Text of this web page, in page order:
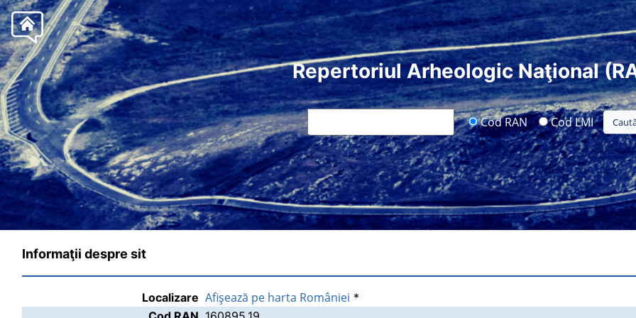
Repertoriul Arheologic Naţional
Cod RAN Cod LMI
Informaţii despre sit
Localizare Afişează pe harta României *